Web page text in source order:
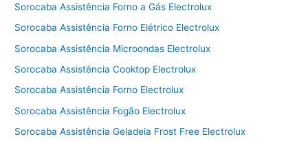
Sorocaba Assistência Forno a Gás Electrolux
Sorocaba Assistência Forno Elétrico Electrolux
Sorocaba Assistência Microondas Electrolux
Sorocaba Assistência Cooktop Electrolux
Sorocaba Assistência Forno Electrolux
Sorocaba Assistência Fogão Electrolux
Sorocaba Assistência Geladeia Frost Free Electrolux